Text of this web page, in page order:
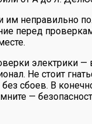
неправильно
перед
электрики
Не стоит
сбоев. В
—